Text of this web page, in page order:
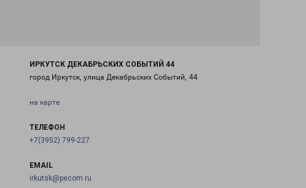
ИРКУТСК ДЕКАБРЬСКИХ СОБЫТИЙ 44
город Иркутск, улица Декабрьских Событий, 44
на карте
ТЕЛЕФОН
+7(3952) 799-227
EMAIL
irkutsk@pecom.ru